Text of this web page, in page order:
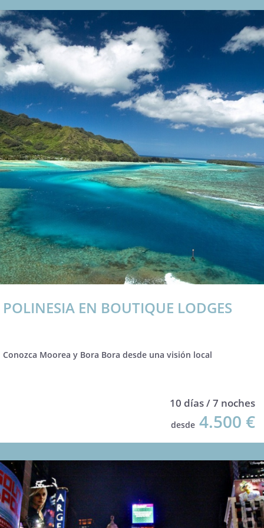
POLINESIA EN BOUTIQUE LODGES
Conozca Moorea y Bora Bora desde una visión local
10 días / 7 noches
desde 4.500 €